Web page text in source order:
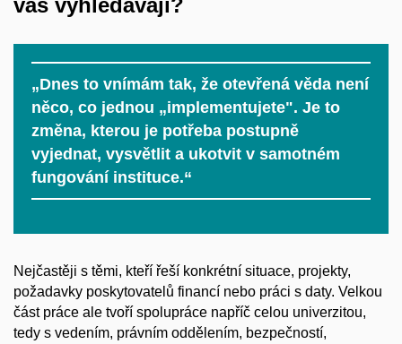
vás vyhledávají?
„Dnes to vnímám tak, že otevřená věda není
něco, co jednou „implementujete". Je to
změna, kterou je potřeba postupně
vyjednat, vysvětlit a ukotvit v samotném
fungování instituce.“
Nejčastěji s těmi, kteří řeší konkrétní situace, projekty,
požadavky poskytovatelů financí nebo práci s daty. Velkou
část práce ale tvoří spolupráce napříč celou univerzitou,
tedy s vedením, právním oddělením, bezpečností,